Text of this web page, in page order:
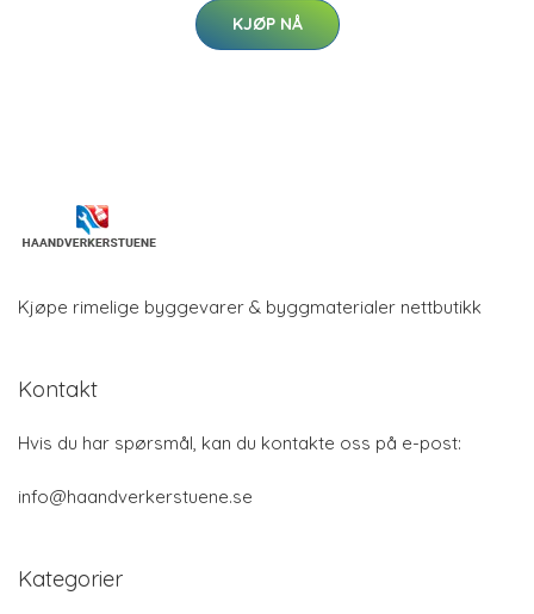
KJØP NÅ
Kjøpe rimelige byggevarer & byggmaterialer nettbutikk
Kontakt
Hvis du har spørsmål, kan du kontakte oss på e-post:
info@haandverkerstuene.se
Kategorier